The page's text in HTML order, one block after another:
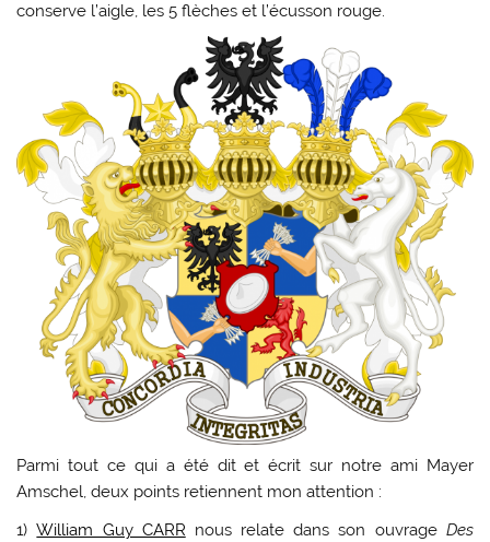
conserve l’aigle, les 5 flèches et l’écusson rouge.
Parmi tout ce qui a été dit et écrit sur notre ami Mayer
Amschel, deux points retiennent mon attention :
1)William Guy CARR nous relate dans son ouvrage Des